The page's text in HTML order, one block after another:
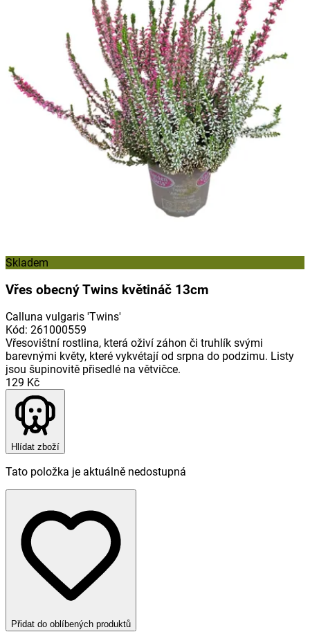
Skladem
Vřes obecný Twins květináč 13cm
Calluna vulgaris 'Twins'
Kód: 261000559
Vřesovištní rostlina, která oživí záhon či truhlík svými
barevnými květy, které vykvétají od srpna do podzimu. Listy
jsou šupinovitě přisedlé na větvičce.
129 Kč
Hlídat zboží
Tato položka je aktuálně nedostupná
Přidat do oblíbených produktů